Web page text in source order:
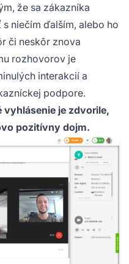
že sa zákazníka
niečím ďalším, alebo ho
či neskôr znova
rozhovorov je
interakcií a
podpore.
vyhlásenie je zdvorile,
pozitívny dojm.